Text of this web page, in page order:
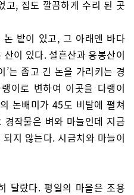
고, 집도 깔끔하게 수리 된 곳
밭이 있고, 그 아래엔 바다
이 있다. 설흔산과 응봉산이
’는 좁고 긴 논을 가리키는 경
이로 변하여 이곳을 다랭이
논배미가 45도 비탈에 펼쳐
작물은 벼와 마늘인데 지금
지 않는다. 시금치와 마늘이
달랐다. 평일의 마을은 조용